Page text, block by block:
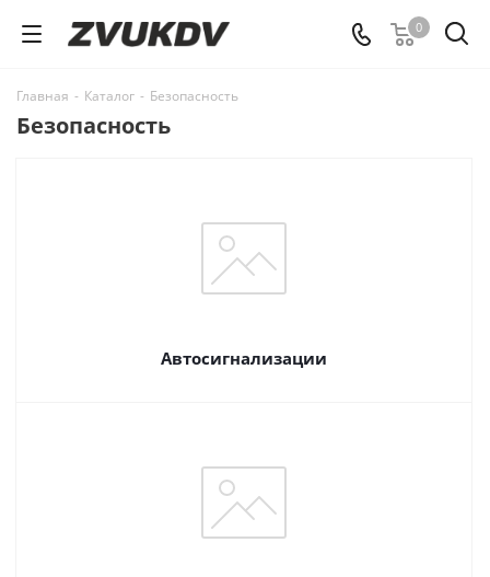
0
Главная - Каталог - Безопасность
Безопасность
Автосигнализации